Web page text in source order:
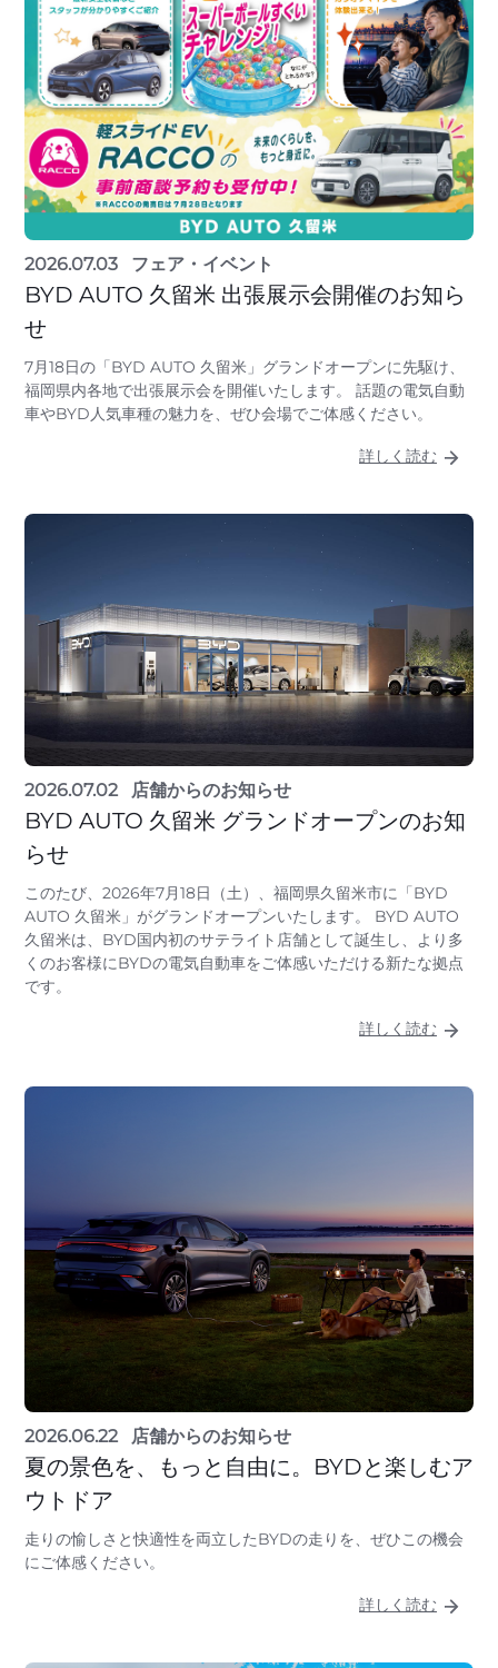
2026.07.03 フェア・イベント
BYD AUTO 久留米 出張展示会開催のお知ら
せ
7月18日の「BYD AUTO 久留米」グランドオープンに先駆け、
福岡県内各地で出張展示会を開催いたします。 話題の電気自動
車やBYD人気車種の魅力を、ぜひ会場でご体感ください。
詳しく読む
2026.07.02 店舗からのお知らせ
BYD AUTO 久留米 グランドオープンのお知
らせ
このたび、2026年7月18日（土）、福岡県久留米市に「BYD
AUTO 久留米」がグランドオープンいたします。 BYD AUTO
久留米は、BYD国内初のサテライト店舗として誕生し、より多
くのお客様にBYDの電気自動車をご体感いただける新たな拠点
です。
詳しく読む
2026.06.22 店舗からのお知らせ
夏の景色を、もっと自由に。BYDと楽しむア
ウトドア
走りの愉しさと快適性を両立したBYDの走りを、ぜひこの機会
にご体感ください。
詳しく読む